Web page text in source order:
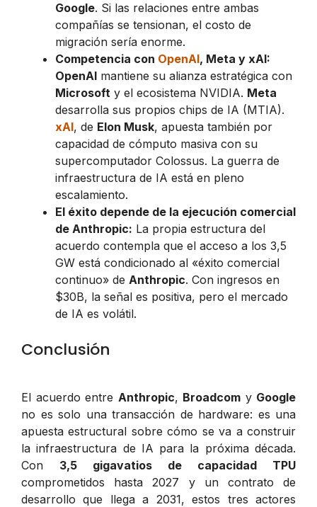
Google. Si las relaciones entre ambas
compañías se tensionan, el costo de
migración sería enorme.
Competencia con OpenAI, Meta y xAI:
OpenAI mantiene su alianza estratégica con
Microsoft y el ecosistema NVIDIA. Meta
desarrolla sus propios chips de IA (MTIA).
xAI, de Elon Musk, apuesta también por
capacidad de cómputo masiva con su
supercomputador Colossus. La guerra de
infraestructura de IA está en pleno
escalamiento.
El éxito depende de la ejecución comercial
de Anthropic: La propia estructura del
acuerdo contempla que el acceso a los 3,5
GW está condicionado al «éxito comercial
continuo» de Anthropic. Con ingresos en
$30B, la señal es positiva, pero el mercado
de IA es volátil.
Conclusión
El acuerdo entre Anthropic, Broadcom y Google
no es solo una transacción de hardware: es una
apuesta estructural sobre cómo se va a construir
la infraestructura de IA para la próxima década.
Con 3,5 gigavatios de capacidad TPU
comprometidos hasta 2027 y un contrato de
desarrollo que llega a 2031, estos tres actores